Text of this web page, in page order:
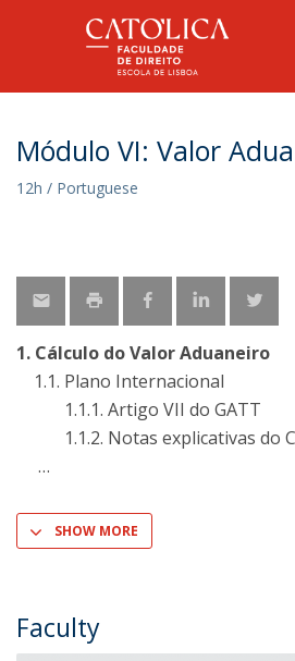
Módulo VI: Valor
12h / Portuguese
1. Cálculo do Valor Aduaneiro
1.1. Plano Internacional
1.1.1. Artigo VII do GATT
1.1.2. Notas explicativas do
SHOW MORE
Faculty